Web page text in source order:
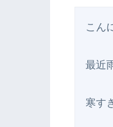
こん
最近
寒す